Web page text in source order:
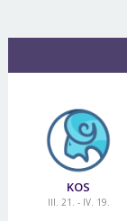
KOS
III. 21. - IV. 19.